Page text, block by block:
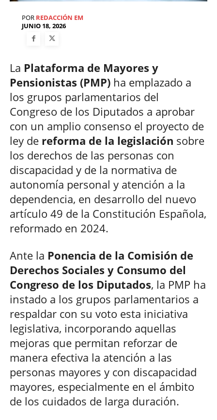
POR REDACCIÓN EM
JUNIO 18, 2026
La Plataforma de Mayores y
Pensionistas (PMP) ha emplazado a
los grupos parlamentarios del
Congreso de los Diputados a aprobar
con un amplio consenso el proyecto de
ley de reforma de la legislación sobre
los derechos de las personas con
discapacidad y de la normativa de
autonomía personal y atención a la
dependencia, en desarrollo del nuevo
artículo 49 de la Constitución Española,
reformado en 2024.
Ante la Ponencia de la Comisión de
Derechos Sociales y Consumo del
Congreso de los Diputados, la PMP ha
instado a los grupos parlamentarios a
respaldar con su voto esta iniciativa
legislativa, incorporando aquellas
mejoras que permitan reforzar de
manera efectiva la atención a las
personas mayores y con discapacidad
mayores, especialmente en el ámbito
de los cuidados de larga duración.